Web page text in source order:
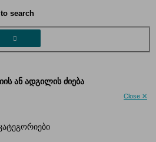
search
Close ✕
ან ადგილის ძიება